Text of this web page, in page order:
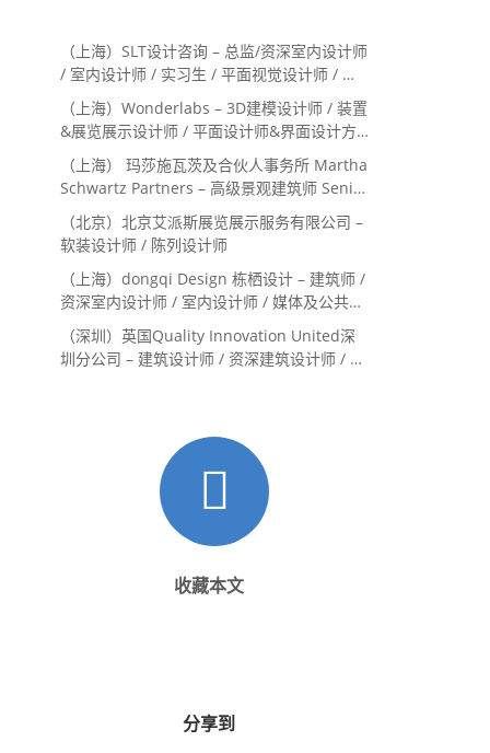
（上海）SLT设计咨询 – 总监/资深室内设计师
/ 室内设计师 / 实习生 / 平面视觉设计师 / 项
目经理/中后期负责人 / 媒体公关负责人 / 服
务体验设计师
（上海）Wonderlabs – 3D建模设计师 / 装置
&展览展示设计师 / 平面设计师&界面设计方
向
（上海） 玛莎施瓦茨及合伙人事务所 Martha
Schwartz Partners – 高级景观建筑师 Senior
Landscape Designer / 景观建筑师
Landscape Designer
（北京）北京艾派斯展览展示服务有限公司 –
软装设计师 / 陈列设计师
（上海）dongqi Design 栋栖设计 – 建筑师 /
资深室内设计师 / 室内设计师 / 媒体及公共关
系主管 / 设计实习生（常年招聘）
（深圳）英国Quality Innovation United深
圳分公司 – 建筑设计师 / 资深建筑设计师 / 室
收藏本文
分享到